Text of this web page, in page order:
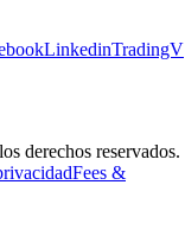
LinkedinTradingV
derechos reservados.
Fees &